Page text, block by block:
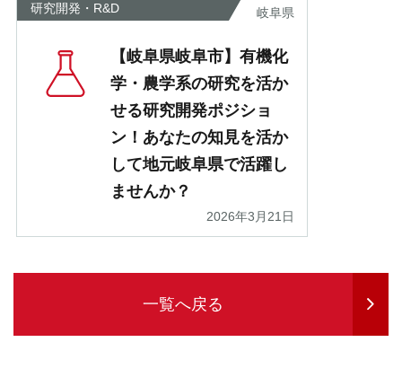
研究開発・R&D 岐阜県
【岐阜県岐阜市】有機化
学・農学系の研究を活か
せる研究開発ポジショ
ン！あなたの知見を活か
して地元岐阜県で活躍し
ませんか？
2026年3月21日
一覧へ戻る